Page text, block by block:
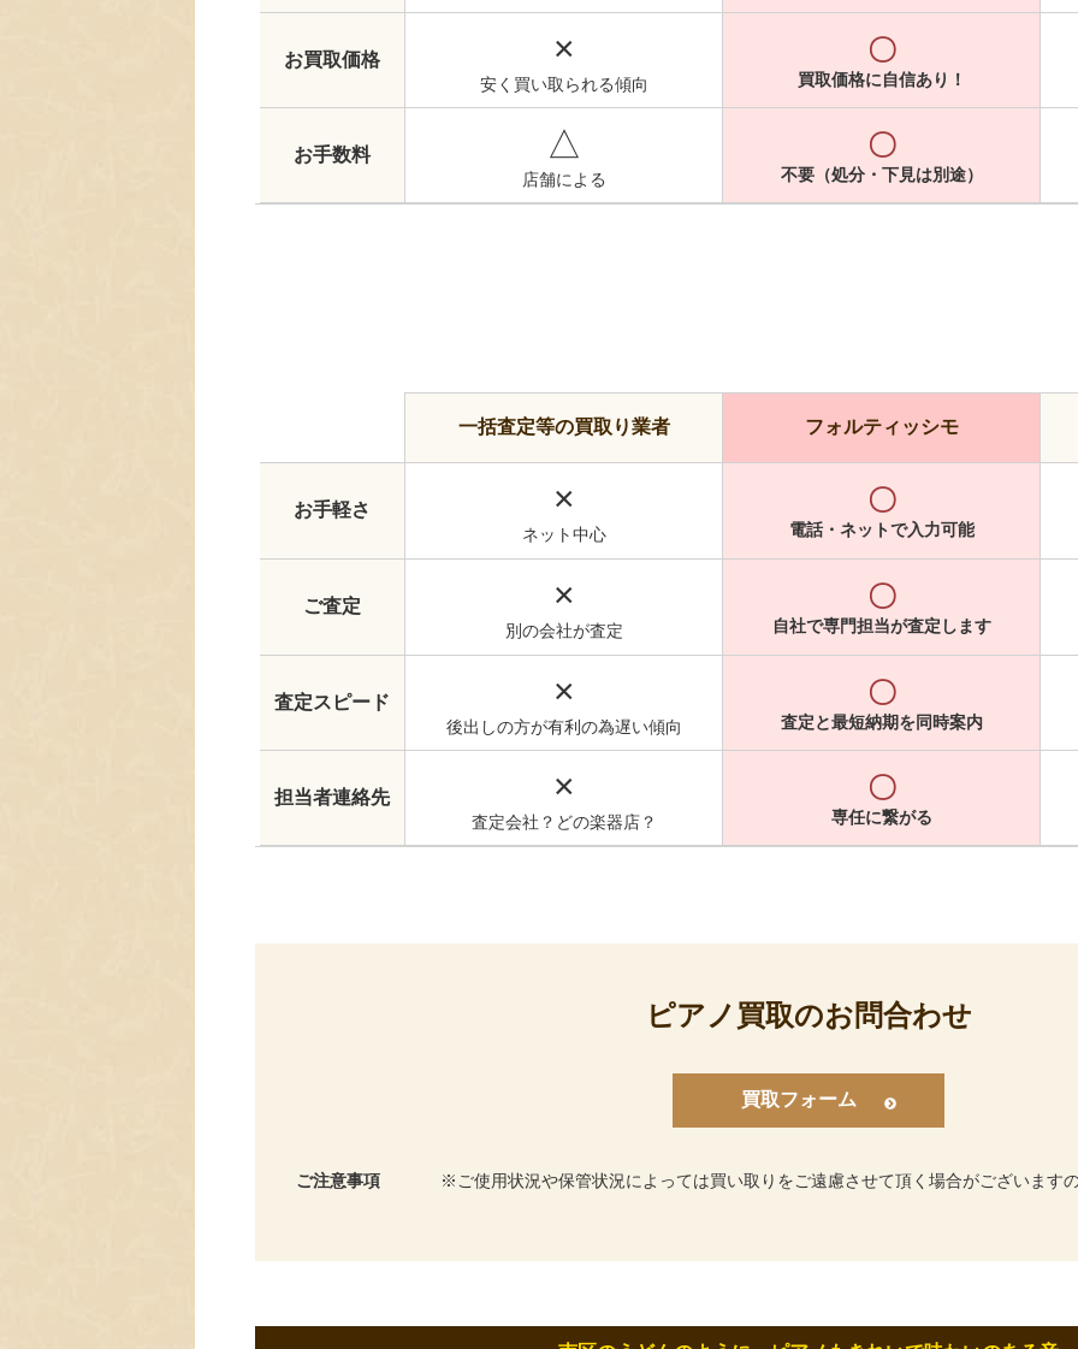
お買取価格 ×
安く買い取られる傾向
〇
買取価格に自信あり！
お手数料 △
店舗による
〇
不要（処分・下見は別途）
一括査定等の買取り業者 フォルティッシモ
お手軽さ ×
ネット中心
〇
電話・ネットで入力可能
ご査定 ×
別の会社が査定
〇
自社で専門担当が査定します
査定スピード ×
後出しの方が有利の為遅い傾向
〇
査定と最短納期を同時案内
担当者連絡先 ×
査定会社？どの楽器店？
〇
専任に繋がる
ピアノ買取のお問合わせ
買取フォーム
ご注意事項 ご使用状況や保管状況によっては買い取りをご遠慮させて頂く場合がございます